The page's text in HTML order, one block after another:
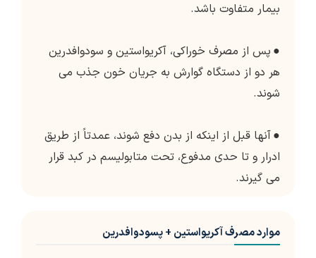
بیمار متفاوت باشد.
● پس از مصرف خوراکی، آکریواستین و سودوافدرین
هر دو از دستگاه گوارش به جریان خون جذب می
شوند.
●آنها قبل از اینکه از بدن دفع شوند، عمدتاً از طریق
ادرار و تا حدی مدفوع، تحت متابولیسم در کبد قرار
می گیرند.
موارد مصرف آکریواستین + پسودوافدرین